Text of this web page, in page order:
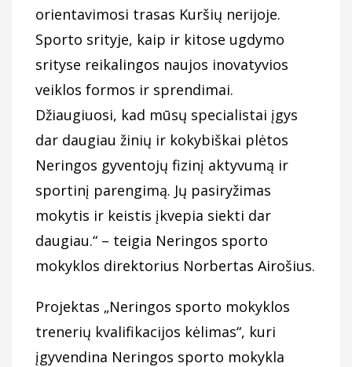
orientavimosi trasas Kuršių nerijoje.
Sporto srityje, kaip ir kitose ugdymo
srityse reikalingos naujos inovatyvios
veiklos formos ir sprendimai.
Džiaugiuosi, kad mūsų specialistai įgys
dar daugiau žinių ir kokybiškai plėtos
Neringos gyventojų fizinį aktyvumą ir
sportinį parengimą. Jų pasiryžimas
mokytis ir keistis įkvepia siekti dar
daugiau.“ – teigia Neringos sporto
mokyklos direktorius Norbertas Airošius.
Projektas „Neringos sporto mokyklos
trenerių kvalifikacijos kėlimas“, kuri
įgyvendina Neringos sporto mokykla